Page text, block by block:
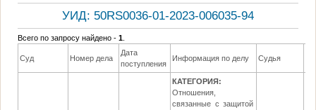
УИД: 50RS0036-01-2023-006035-94
Всего по запросу найдено -1
Суд Номер дела
Дата
поступления
Информация по делу Судья
КАТЕГОРИЯ:
Отношения,
связанные с защитой